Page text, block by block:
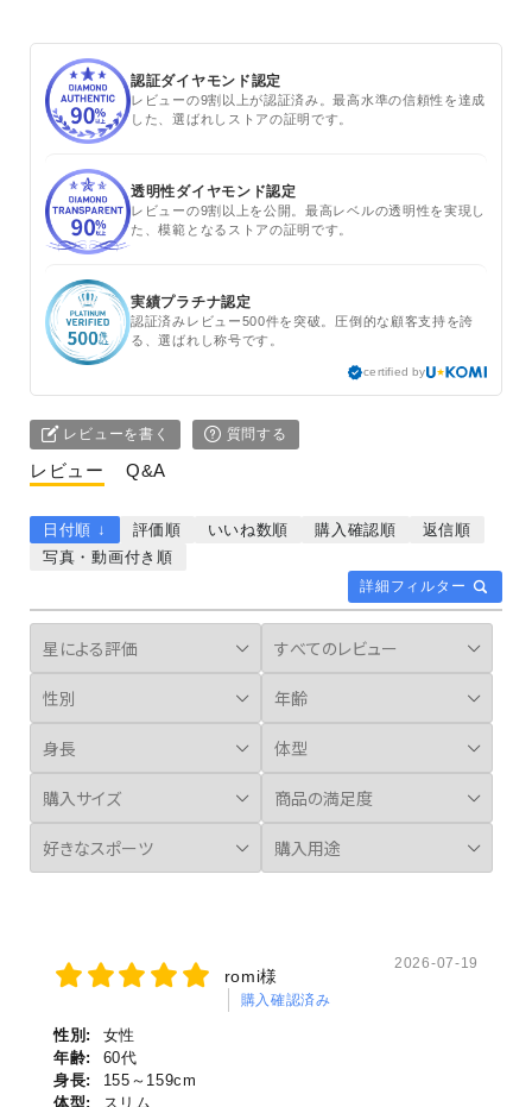
認証ダイヤモンド認定
レビューの9割以上が認証済み。最高水準の信頼性を達成
した、選ばれしストアの証明です。
透明性ダイヤモンド認定
レビューの9割以上を公開。最高レベルの透明性を実現し
た、模範となるストアの証明です。
実績プラチナ認定
認証済みレビュー500件を突破。圧倒的な顧客支持を誇
る、選ばれし称号です。
certified by
レビューを書く 質問する
レビュー Q&A
詳細フィルター
日付順 ↓ 評価順 いいね数順 購入確認順
返信順
写真・動画付き順
romi様
購入確認済み
2026-07-19
性別:
女性
年齢:
60代
身長:
155～159cm
体型:
スリム